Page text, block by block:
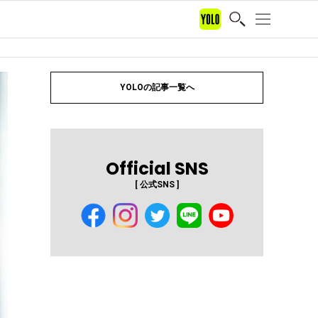
YOLOの記事一覧へ
Official SNS
[ 公式SNS ]